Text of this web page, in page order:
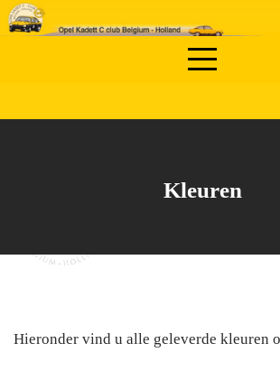
Skip
to
Kleuren
Hieronder vind u alle geleverde kleuren